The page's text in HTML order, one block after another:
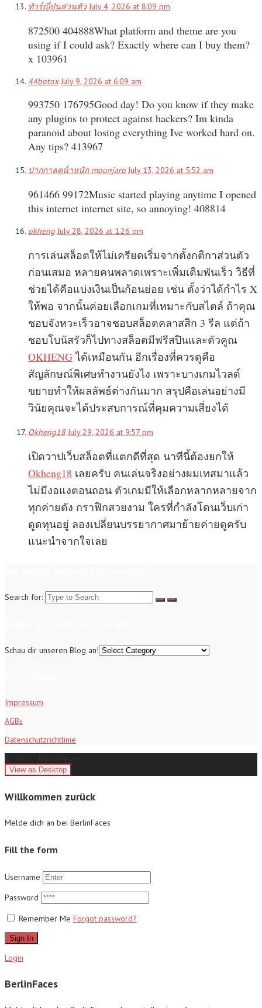
ทัวร์ญี่ปุ่นส่วนตัว July 4, 2026 at 8:09 pm
872500 404888What platform and theme are you
using if I could ask? Exactly where can I buy them?
x 103961
44botox July 9, 2026 at 6:09 am
993750 176795Good day! Do you know if they make
any plugins to protect against hackers? Im kinda
paranoid about losing everything Ive worked hard on.
Any tips? 413967
ปากกาลดน้ําหนัก mounjaro July 13, 2026 at 5:52 am
961466 99172Music started playing anytime I opened
this internet internet site, so annoying! 408814
okheng July 28, 2026 at 1:26 pm
การเล่นสล็อตให้ไม่เครียดเริ่มจากตั้งกติกาส่วนตัว
ก่อนเสมอ หลายคนพลาดเพราะเพิ่มเดิมพันเร็ว วิธีที่
ช่วยได้คือแบ่งเงินเป็นก้อนย่อย เช่น ตั้งว่าได้กำไร X
ให้พอ จากนั้นค่อยเลือกเกมที่เหมาะกับสไตล์ ถ้าคุณ
ชอบจังหวะเร็วอาจชอบสล็อตคลาสสิก 3 รีล แต่ถ้า
ชอบโบนัสรัวก็ไปทางสล็อตมีฟรีสปินและตัวคูณ
OKHENGได้เหมือนกัน อีกเรื่องที่ควรดูคือ
สัญลักษณ์พิเศษทำงานยังไง เพราะบางเกมไวลด์
ขยายทำให้ผลลัพธ์ต่างกันมาก สรุปคือเล่นอย่างมี
วินัยคุณจะได้ประสบการณ์ที่คุมความเสี่ยงได้
Okheng18 July 29, 2026 at 9:57 pm
เปิดวาปเว็บสล็อตที่แตกดีที่สุด นาทีนี้ต้องยกให้
Okheng18 เลยครับ คนเล่นจริงอย่างผมเทสมาแล้ว
ไม่มีงอแงตอนถอน ตัวเกมมีให้เลือกหลากหลายจาก
ทุกค่ายดัง กราฟิกสวยงาม ใครที่กำลังโดนเว็บเก่า
ดูดทุนอยู่ ลองเปลี่ยนบรรยากาศมาย้ายค่ายดูครับ
แนะนำจากใจเลย
Search for:
Schau dir unseren Blog an!
Impressum
AGBs
Datenschutzrichtlinie
Willkommen zurück
Melde dich an bei BerlinFaces
Fill the form
Username
Password
Remember Me Forgot password?
Sign In
Login
BerlinFaces